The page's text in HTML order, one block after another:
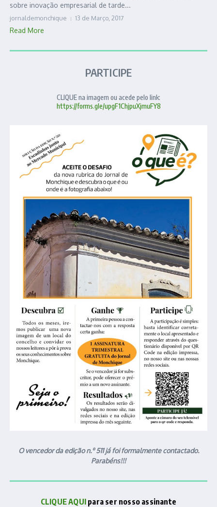
sobre inovação empresarial de tarde...
jornaldemonchique 13 de Março, 2017
Read More
PARTICIPE
CLIQUE na imagem ou acede pelo link:
https://forms.gle/upgF1ChjpuXjmuFY8
O vencedor da edição n.º 511 já foi formalmente contactado.
Parabéns!!!
CLIQUE AQUI para ser nosso assinante